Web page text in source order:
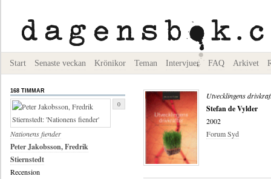
Start Senaste veckan Krönikor Teman Intervjuer FAQ Arkivet
Utvecklingens
Stefan de Vylder
2002
Forum Syd
168 TIMMAR
Nationens fiender
Peter Jakobsson, Fredrik
Stiernstedt
Recension
0